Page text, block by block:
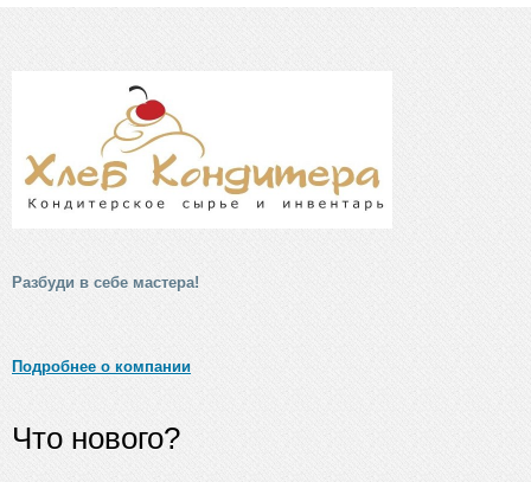
Разбуди в себе мастера!
Подробнее о компании
Что нового?